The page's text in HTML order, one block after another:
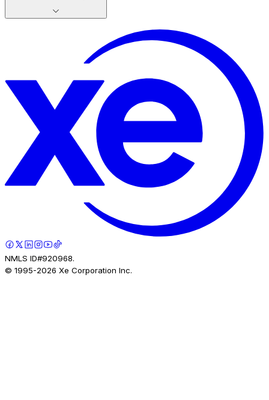
NMLS ID#920968.
© 1995-2026 Xe Corporation Inc.